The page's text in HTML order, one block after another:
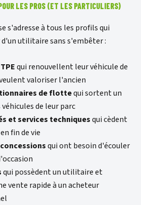
LES PROS (ET LES PARTICULIERS)
s'adresse à tous les profils qui
utilitaire sans s'embêter :
qui renouvellent leur véhicule de
valoriser l'ancien
de flottequi sortent un
de leur parc
et services techniquesqui cèdent
fin de vie
qui ont besoin d'écouler
qui possèdent un utilitaire et
vente rapide à un acheteur